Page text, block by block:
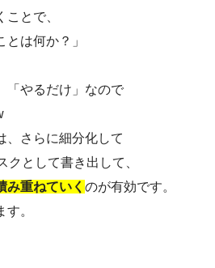
とで、
とは何か？」
「やるだけ」なので
、さらに細分化して
クとして書き出して、
み重ねていく のが有効です。
。